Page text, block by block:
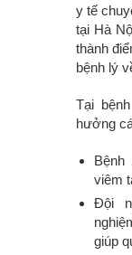
y tế
tại Hà
thành
bệnh lý
Tại
hưởng
viêm
Đội
giúp